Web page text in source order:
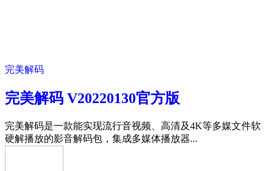
完美解码
完美解码 V20220130官方版
完美解码是一款能实现流行音视频、高清及4K等多媒文件软
硬解播放的影音解码包，集成多媒体播放器...